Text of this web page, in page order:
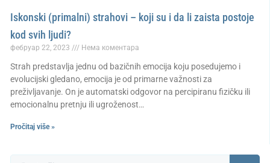
Iskonski (primalni) strahovi – koji su i da li zaista postoje
kod svih ljudi?
фебруар 22, 2023 Нема коментара
Strah predstavlja jednu od bazičnih emocija koju posedujemo i
evolucijski gledano, emocija je od primarne važnosti za
preživljavanje. On je automatski odgovor na percipiranu fizičku ili
emocionalnu pretnju ili ugroženost…
Pročitaj više »